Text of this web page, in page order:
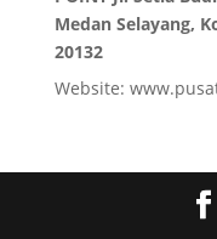
Medan Selayang,
20132
Website: